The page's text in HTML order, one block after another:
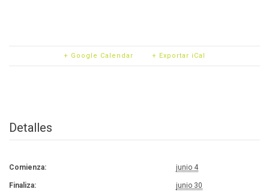
+ Google Calendar + Exportar iCal
Detalles
Comienza: junio 4
Finaliza: junio 30